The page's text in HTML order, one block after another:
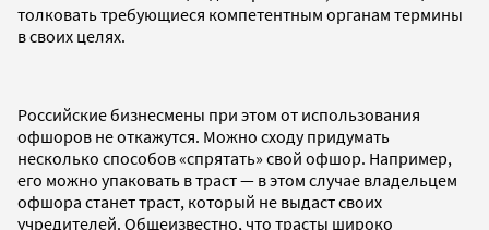
толковать требующиеся компетентным органам термины
в своих целях.
Российские бизнесмены при этом от использования
офшоров не откажутся. Можно сходу придумать
несколько способов «спрятать» свой офшор. Например,
его можно упаковать в траст — в этом случае владельцем
офшора станет траст, который не выдаст своих
учредителей. Общеизвестно, что трасты широко